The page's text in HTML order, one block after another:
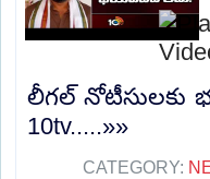
లీగల్ నోటీసులకు
10tv.....»»
CATEGORY: